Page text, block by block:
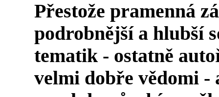
Přestože pramenná
podrobnější a hlubší
tematik - ostatně
velmi dobře vědomi -